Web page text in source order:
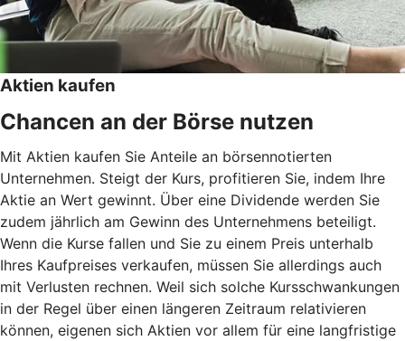
Aktien kaufen
Chancen an der Börse nutzen
Mit Aktien kaufen Sie Anteile an börsennotierten
Unternehmen. Steigt der Kurs, profitieren Sie, indem Ihre
Aktie an Wert gewinnt. Über eine Dividende werden Sie
zudem jährlich am Gewinn des Unternehmens beteiligt.
Wenn die Kurse fallen und Sie zu einem Preis unterhalb
Ihres Kaufpreises verkaufen, müssen Sie allerdings auch
mit Verlusten rechnen. Weil sich solche Kursschwankungen
in der Regel über einen längeren Zeitraum relativieren
können, eigenen sich Aktien vor allem für eine langfristige